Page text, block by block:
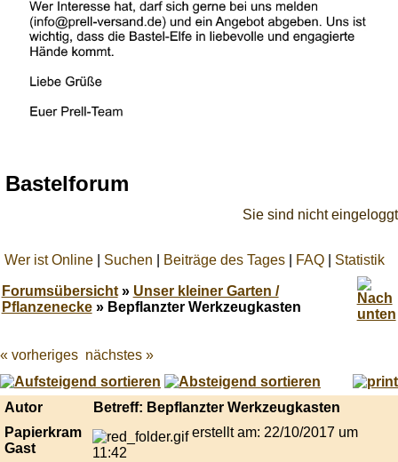
Bastelforum
Sie sind nicht eingeloggt
Wer ist Online Suchen Beiträge des Tages FAQ Statistik
Forumsübersicht» Unser kleiner Garten /
Pflanzenecke» Bepflanzter Werkzeugkasten
Best
online
live
casino
« vorheriges nächstes »
Autor
Betreff: Bepflanzter Werkzeugkasten
Papierkram
Gast
erstellt am: 22/10/2017 um
11:42